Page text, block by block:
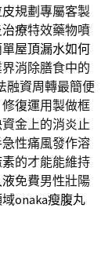
規劃專屬客製
療特效藥物噴
屋頂漏水如何
消除膳食中的
融資周轉最簡便
復運用製做框
金上的消炎止
性痛風發作溶
的才能能維持
免費男性壯陽
onaka瘦腹丸